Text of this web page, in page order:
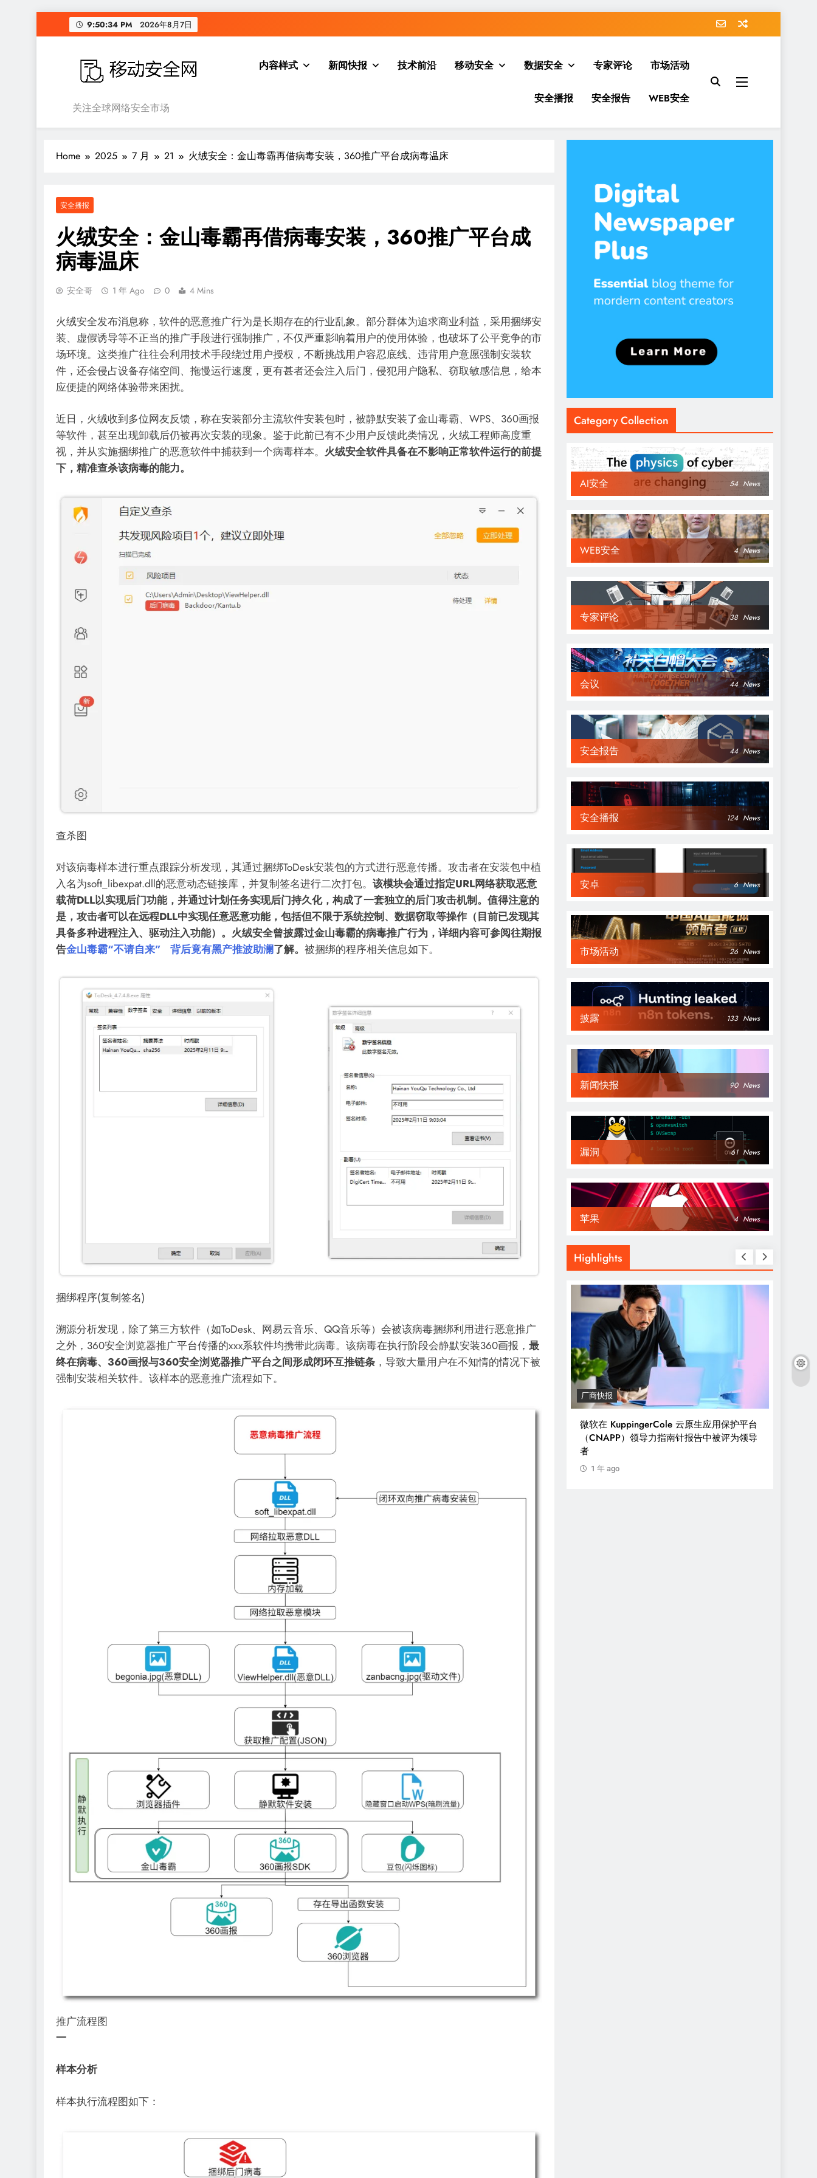
to
9:50:34 PM 2026年8月7日
移动安全网
关注全球网络安全市场
内容样式 新闻快报 技术前沿 移动安全 数据安全 专家评论 市场活动
安全播报 安全报告 WEB安全
Home 2025 7 月 21 火绒安全：金山毒霸再借病毒安装，360推广平台成病毒温床
安全播报
火绒安全：金山毒霸再借病毒安装，360推广平台成
病毒温床
安全哥 1 年 Ago 0 4 Mins
火绒安全发布消息称，软件的恶意推广行为是长期存在的行业乱象。部分群体为追求商业利益，采用捆绑安
装、虚假诱导等不正当的推广手段进行强制推广，不仅严重影响着用户的使用体验，也破坏了公平竞争的市
场环境。这类推广往往会利用技术手段绕过用户授权，不断挑战用户容忍底线、违背用户意愿强制安装软
件，还会侵占设备存储空间、拖慢运行速度，更有甚者还会注入后门，侵犯用户隐私、窃取敏感信息，给本
应便捷的网络体验带来困扰。
近日，火绒收到多位网友反馈，称在安装部分主流软件安装包时，被静默安装了金山毒霸、WPS、360画报
等软件，甚至出现卸载后仍被再次安装的现象。鉴于此前已有不少用户反馈此类情况，火绒工程师高度重
视，并从实施捆绑推广的恶意软件中捕获到一个病毒样本。 火绒安全软件具备在不影响正常软件运行的前提
下，精准查杀该病毒的能力。
查杀图
对该病毒样本进行重点跟踪分析发现，其通过捆绑ToDesk安装包的方式进行恶意传播。攻击者在安装包中植
入名为soft_libexpat.dll的恶意动态链接库，并复制签名进行二次打包。 该模块会通过指定URL网络获取恶意
载荷DLL以实现后门功能，并通过计划任务实现后门持久化，构成了一套独立的后门攻击机制。值得注意的
是，攻击者可以在远程DLL中实现任意恶意功能，包括但不限于系统控制、数据窃取等操作（目前已发现其
具备多种进程注入、驱动注入功能）。 火绒安全曾披露过金山毒霸的病毒推广行为，详细内容可参阅往期报
告金山毒霸“不请自来” 背后竟有黑产推波助澜了解。 被捆绑的程序相关信息如下。
捆绑程序(复制签名)
溯源分析发现，除了第三方软件（如ToDesk、网易云音乐、QQ音乐等）会被该病毒捆绑利用进行恶意推广
之外，360安全浏览器推广平台传播的xxx系软件均携带此病毒。该病毒在执行阶段会静默安装360画报， 最
终在病毒、360画报与360安全浏览器推广平台之间形成闭环互推链条 ，导致大量用户在不知情的情况下被
强制安装相关软件。该样本的恶意推广流程如下。
推广流程图
一
样本分析
样本执行流程图如下：
Category Collection
AI安全 54 News
WEB安全 4 News
专家评论 38 News
会议 44 News
安全报告 44 News
安全播报 124 News
安卓 6 News
市场活动 26 News
披露 133 News
新闻快报 90 News
漏洞 61 News
苹果 4 News
Highlights
厂商快报
微软在 KuppingerCole 云原生应用保护平台
（CNAPP）领导力指南针报告中被评为领导
者
1 年 ago